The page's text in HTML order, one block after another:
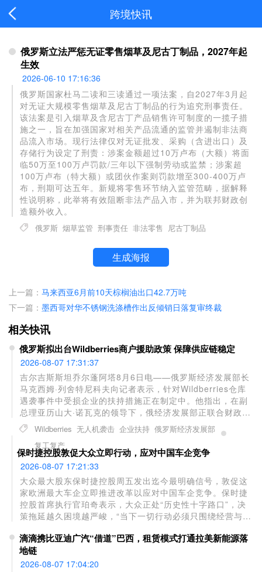
跨境快讯
俄罗斯立法严惩无证零售烟草及尼古丁制品，2027年起
生效
2026-06-10 17:16:36
俄罗斯国家杜马二读和三读通过一项法案，自2027年3月起
对无证大规模零售烟草及尼古丁制品的行为追究刑事责任。
该法案是引入烟草及含尼古丁产品销售许可制度的一揽子措
施之一，旨在加强国家对相关产品流通的监管并遏制非法商
品流入市场。现行法律仅对无证批发、采购（含进出口）及
存储行为设定了刑责：涉案金额超过10万卢布（大额）将面
临50万至100万卢罚款/三年以下强制劳动或监禁；涉案超
100万卢布（特大额）或团伙作案则罚款增至300-400万卢
布，刑期可达五年。新规将零售环节纳入监管范畴，据解释
性说明称，此举将有效阻断非法产品入市，并为联邦财政创
造额外收入。
俄罗斯 烟草监管 刑事责任 非法零售 尼古丁制品
生成海报
上一篇： 马来西亚6月前10天棕榈油出口42.7万吨
下一篇： 墨西哥对华不锈钢洗涤槽作出反倾销日落复审终裁
相关快讯
俄罗斯拟出台Wildberries商户援助政策 保障供应链稳定
2026-08-07 17:31:37
吉尔吉斯斯坦乔尔蓬阿塔8月6日电——俄罗斯经济发展部长
马克西姆·列舍特尼科夫向记者表示，针对Wildberries仓库
遇袭事件中受损企业的扶持措施正在制定中。他指出，在副
总理亚历山大·诺瓦克的领导下，俄经济发展部正联合财政
部、联邦税务局和中央银行研究一系列援助方案，首要目标
是恢复商品稳定供应并帮助供应商复工复产。近期
Wildberries多个物流中心遭乌克兰无人机袭击后，诺瓦克已
要求制定专项帮扶政策，该电商平台也同步启动了商户援助
计划。
Wildberries 无人机袭击 企业扶持 俄罗斯经济发展部
复工复产
保时捷控股敦促大众立即行动，应对中国车企竞争
2026-08-07 17:21:33
大众最大股东保时捷控股周五发出迄今最明确信号，敦促这
家欧洲最大车企立即推进改革以应对中国车企竞争。保时捷
控股首席执行官珀奇表示，大众正处“历史性十字路口”，决
策拖延越久困境越严峻，“当下一切行动必须只围绕经营与经
系89年来最大规模重组。业绩承压直接诱因包括关税负担
——今年美国关税预计带来40亿欧元成本，以及中国市场销
量大幅下滑，上半年在华销量同比下降25.9%。
滴滴携比亚迪广汽“借道”巴西，租赁模式打通拉美新能源落
地链
2026-08-07 17:04:20